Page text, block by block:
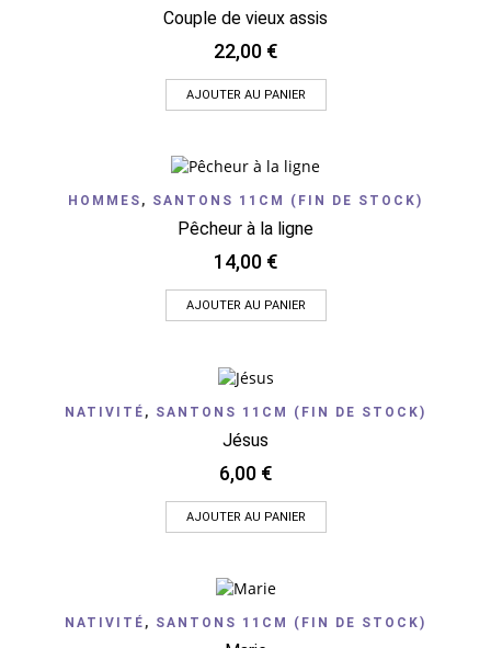
Couple de vieux assis
22,00 €
AJOUTER AU PANIER
HOMMES , SANTONS 11CM (FIN DE STOCK)
Pêcheur à la ligne
14,00 €
AJOUTER AU PANIER
NATIVITÉ , SANTONS 11CM (FIN DE STOCK)
Jésus
6,00 €
AJOUTER AU PANIER
NATIVITÉ , SANTONS 11CM (FIN DE STOCK)